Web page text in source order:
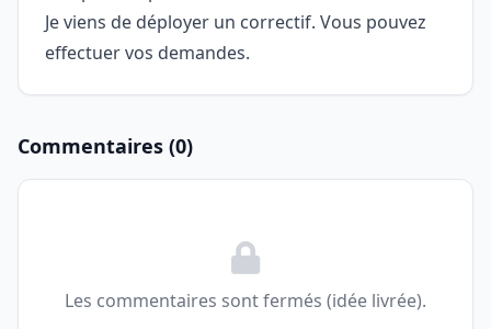
Je viens de déployer un correctif. Vous pouvez
effectuer vos demandes.
Commentaires (0)
Les commentaires sont fermés (idée livrée).